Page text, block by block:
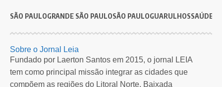
SÃO PAULOGRANDE SÃO PAULOSÃO PAULOGUARULHOSSAÚDE
Sobre o Jornal Leia
Fundado por Laerton Santos em 2015, o jornal LEIA
tem como principal missão integrar as cidades que
compõem as regiões do Litoral Norte, Baixada